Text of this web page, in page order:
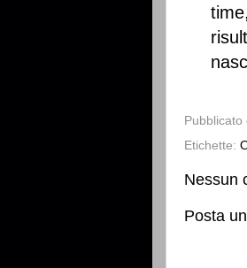
Pubblicato
Etichette:
Nessun
Posta